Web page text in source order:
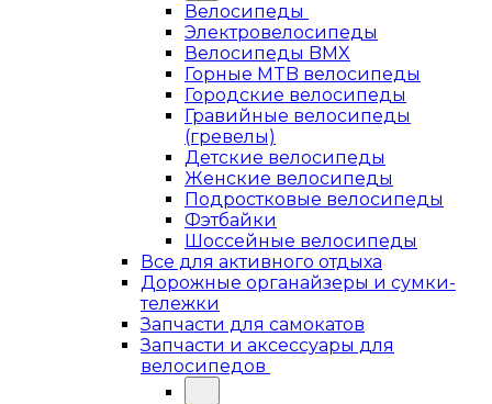
Велосипеды
Электровелосипеды
Велосипеды BMX
Горные MTB велосипеды
Городские велосипеды
Гравийные велосипеды
(гревелы)
Детские велосипеды
Женские велосипеды
Подростковые велосипеды
Фэтбайки
Шоссейные велосипеды
Все для активного отдыха
Дорожные органайзеры и сумки-
тележки
Запчасти для самокатов
Запчасти и аксессуары для
велосипедов